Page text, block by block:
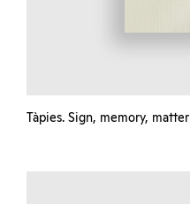
Tàpies. Sign, memory, matter